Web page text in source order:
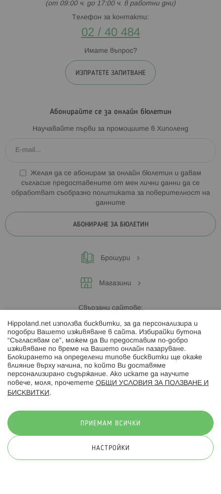
(от 09:00 ч. до 17:00 ч. в работни дни)
Телефон за контакти:
02 / 40 484
Имате въпрос?
ИЗПРАТЕТЕ ЗАПИТВАНЕ
Абонирайте се за онлайн бюлетин
Научавайте първи за промоциите в Хиполенд
Желая да се абонирам за онлайн бюлетин и давам
съгласие предоставените от мен лични данни да се
обработват съобразно политиката за поверителност на
данните
АБОНИРАНЕ ЗА БЮЛЕТИН
Брошури
Магазини
Свързани сайтове:
Hippoland.ro
Последвайте ни:
© 2026 Hippoland.net. Всички права запазени
Hippoland.net използва бисквитки, за да персонализира и
подобри Вашето изживяване в сайта. Избирайки бутона
“Съгласявам се”, можем да Ви предоставим по-добро
изживяване по време на Вашето онлайн пазаруване.
Блокирането на определени типове бисквитки ще окаже
влияние върху начина, по който Ви доставяме
персонализирано съдържание. Ако искате да научите
повече, моля, прочетете ОБЩИ УСЛОВИЯ ЗА ПОЛЗВАНЕ И
БИСКВИТКИ .
ПРИЕМАМ ВСИЧКИ
НАСТРОЙКИ